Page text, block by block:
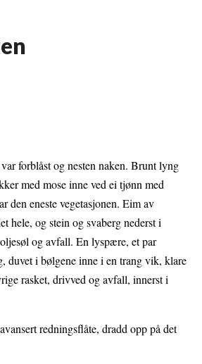
forblåst og nesten naken. Brunt lyng
med mose inne ved ei tjønn med
den eneste vegetasjonen. Eim av
hele, og stein og svaberg nederst i
og avfall. En lyspære, et par
duvet i bølgene inne i en trang vik, klare
rasket, drivved og avfall, innerst i
redningsflåte, dradd opp på det